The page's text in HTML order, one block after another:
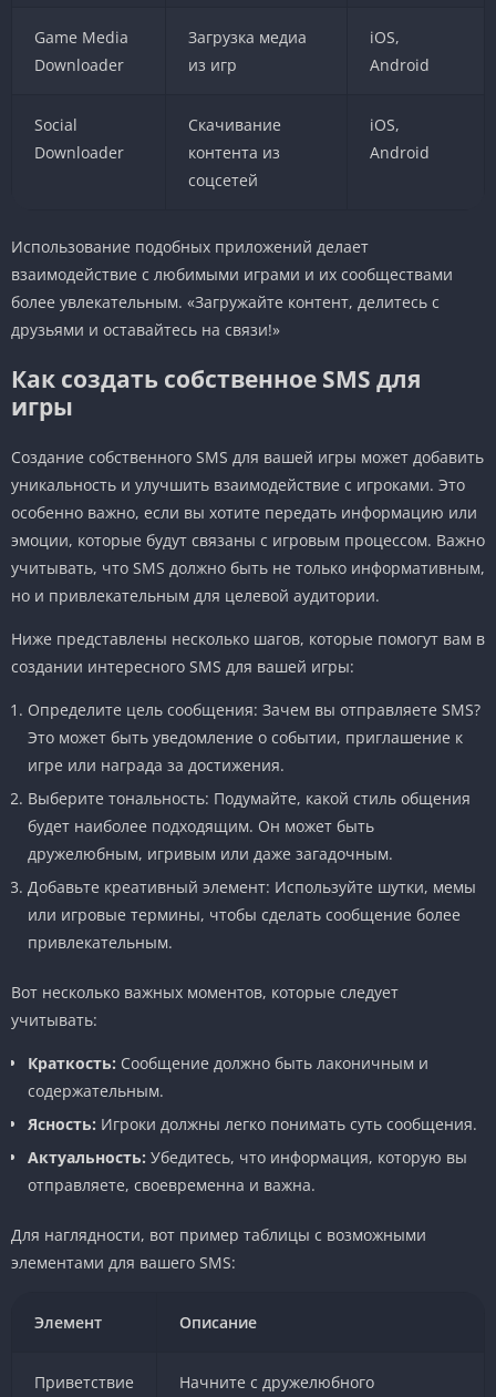
Game Media
Downloader
Загрузка медиа
из игр
iOS,
Android
Social
Downloader
Скачивание
контента из
соцсетей
iOS,
Android
Использование подобных приложений делает
взаимодействие с любимыми играми и их сообществами
более увлекательным. «Загружайте контент, делитесь с
друзьями и оставайтесь на связи!»
Как создать собственное SMS для
игры
Создание собственного SMS для вашей игры может добавить
уникальность и улучшить взаимодействие с игроками. Это
особенно важно, если вы хотите передать информацию или
эмоции, которые будут связаны с игровым процессом. Важно
учитывать, что SMS должно быть не только информативным,
но и привлекательным для целевой аудитории.
Ниже представлены несколько шагов, которые помогут вам в
создании интересного SMS для вашей игры:
Определите цель сообщения: Зачем вы отправляете SMS?
Это может быть уведомление о событии, приглашение к
игре или награда за достижения.
Выберите тональность: Подумайте, какой стиль общения
будет наиболее подходящим. Он может быть
дружелюбным, игривым или даже загадочным.
Добавьте креативный элемент: Используйте шутки, мемы
или игровые термины, чтобы сделать сообщение более
привлекательным.
Вот несколько важных моментов, которые следует
учитывать:
Краткость: Сообщение должно быть лаконичным и
содержательным.
Ясность: Игроки должны легко понимать суть сообщения.
Актуальность: Убедитесь, что информация, которую вы
отправляете, своевременна и важна.
Для наглядности, вот пример таблицы с возможными
элементами для вашего SMS:
Элемент Описание
Приветствие
Начните с дружелюбного